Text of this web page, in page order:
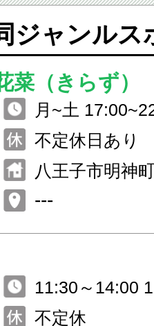
ジャンルス
（きらず）
月~土
00） 日・祝日
日 ランチ
O.13:30）
不定休日あり
八王子市明神
---
11:30～14:00
O. 23:30)
不定休